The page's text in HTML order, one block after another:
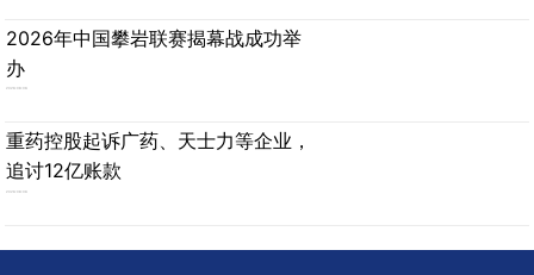
2026年中国攀岩联赛揭幕战成功举
办
2026-08-06
重药控股起诉广药、天士力等企业，
追讨12亿账款
2026-08-06